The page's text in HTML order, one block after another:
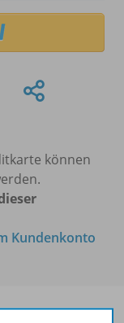
können
Kundenkonto